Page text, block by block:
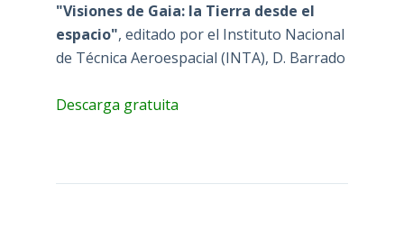
"Visiones de Gaia: la Tierra desde el
espacio", editado por el Instituto Nacional
de Técnica Aeroespacial (INTA), D. Barrado
Descarga gratuita